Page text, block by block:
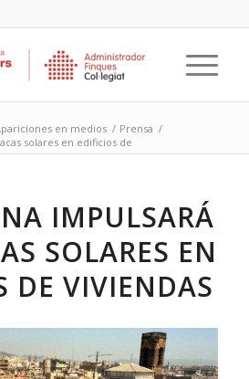
en medios / Prensa /
solares en edificios de
IMPULSARÁ
SOLARES EN
DE VIVIENDAS